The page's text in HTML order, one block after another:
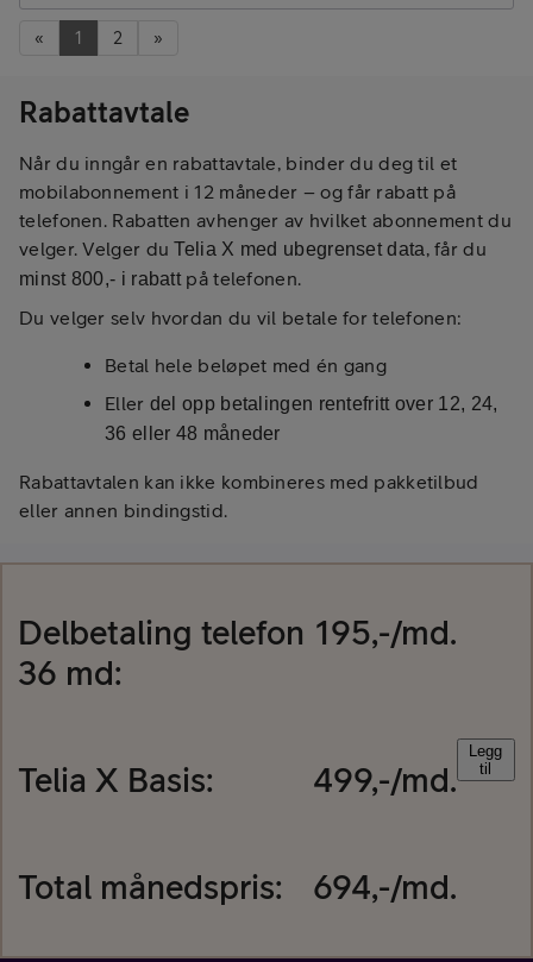
« 1 2 »
Rabattavtale
Når du inngår en rabattavtale, binder du deg til et
mobilabonnement i 12 måneder – og får rabatt på
telefonen. Rabatten avhenger av hvilket abonnement du
velger. Velger duTelia X med ubegrenset data, får du
minst 800,- i rabatt på telefonen.
Du velger selv hvordan du vil betale for telefonen:
Betal hele beløpet med én gang
Eller del opp betalingen rentefritt over 12, 24,
36 eller 48 måneder
Rabattavtalen kan ikke kombineres med pakketilbud
eller annen bindingstid.
Delbetaling telefon
36 md:
195,-/md.
Telia X Basis: 499,-/md.
Total månedspris: 694,-/md.
Legg
til